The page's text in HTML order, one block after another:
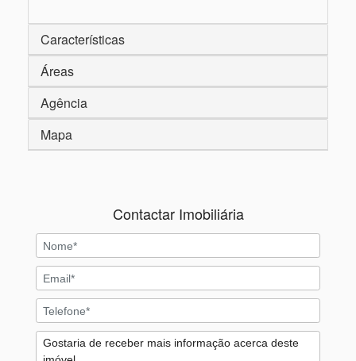
Características
Áreas
Agência
Mapa
Contactar Imobiliária